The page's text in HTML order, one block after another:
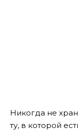
Никогда не
ту, в которой